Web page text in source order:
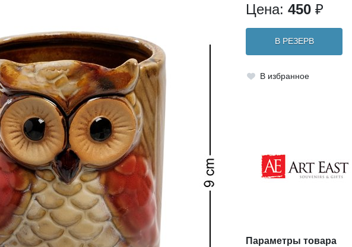
Цена: 450 ₽
В РЕЗЕРВ
В избранное
Параметры товара